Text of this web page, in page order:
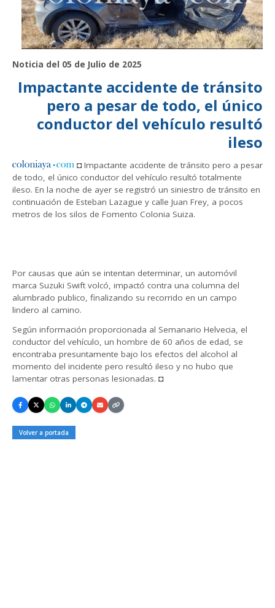
Noticia del 05 de Julio de 2025
Impactante accidente de tránsito
pero a pesar de todo, el único
conductor del vehículo resultó
ileso
◘ Impactante accidente de tránsito pero a pesar
de todo, el único conductor del vehículo resultó totalmente
ileso. En la noche de ayer se registró un siniestro de tránsito en
continuación de Esteban Lazague y calle Juan Frey, a pocos
metros de los silos de Fomento Colonia Suiza.
Por causas que aún se intentan determinar, un automóvil
marca Suzuki Swift volcó, impactó contra una columna del
alumbrado publico, finalizando su recorrido en un campo
lindero al camino.
Según información proporcionada al Semanario Helvecia, el
conductor del vehículo, un hombre de 60 años de edad, se
encontraba presuntamente bajo los efectos del alcohol al
momento del incidente pero resultó ileso y no hubo que
lamentar otras personas lesionadas. ◘
Volver a portada